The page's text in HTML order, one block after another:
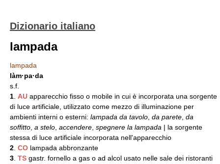
Dizionario italiano
lampada
lampada
làm·pa·da
s.f.
1 AU apparecchio fisso o mobile in cui è incorporata una sorgente
di luce artificiale, utilizzato come mezzo di illuminazione per
ambienti interni o esterni: lampada da tavolo da parete da
soffitto a stelo accendere spegnere la lampada | la sorgente
stessa di luce artificiale incorporata nell'apparecchio
2 CO lampada abbronzante
3 TS gastr. fornello a gas o ad alcol usato nelle sale dei ristoranti